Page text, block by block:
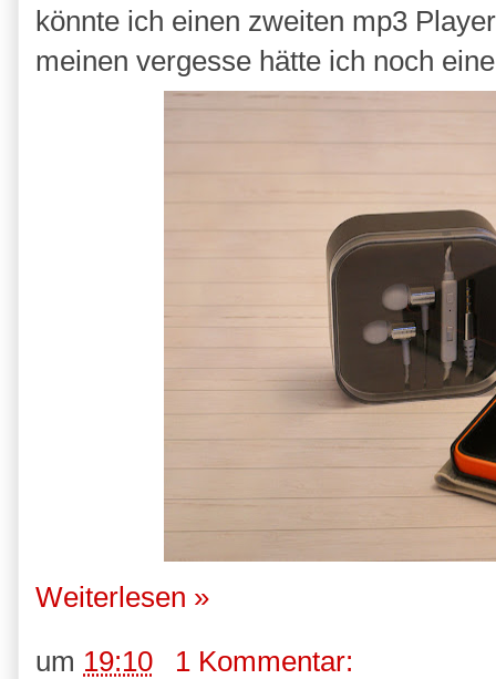
könnte ich einen zweiten mp3
meinen vergesse hätte ich noch
Weiterlesen »
um 19:10
1 Kommentar: